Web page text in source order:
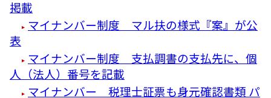
掲載
マイナンバー制度 マル扶の様式『案』が公
表
マイナンバー制度 支払調書の支払先に、個
人（法人）番号を記載
マイナンバー 税理士証票も身元確認書類 パ